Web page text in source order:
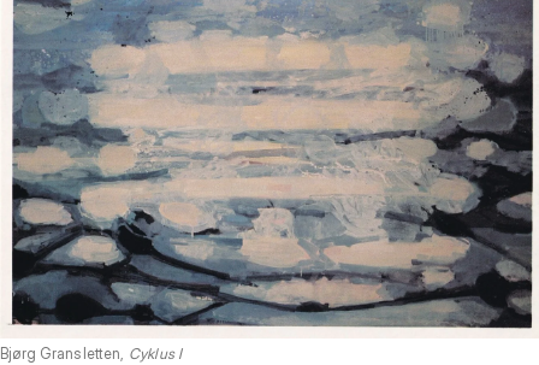
Bjørg Gransletten, Cyklus I